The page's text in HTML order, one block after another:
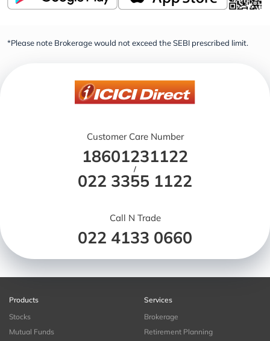
*Please note Brokerage would not exceed the SEBI prescribed limit.
Customer Care Number
18601231122
/
022 3355 1122
Call N Trade
022 4133 0660
Products
Stocks
Mutual Funds
Services
Brokerage
Retirement Planning